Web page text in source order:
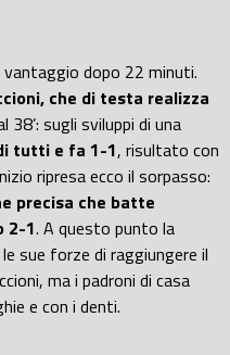
dopo 22 minuti.
che di testa realizza
38’: sugli sviluppi di una
tutti e fa 1-1, risultato con
ripresa ecco il sorpasso:
precisa che batte
2-1. A questo punto la
sue forze di raggiungere il
ma i padroni di casa
e con i denti.